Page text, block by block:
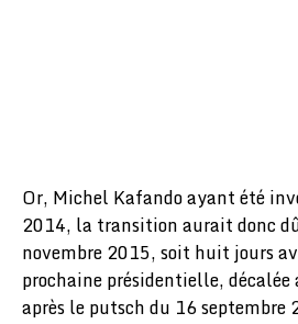
Or, Michel Kafando ayant été
2014, la transition aurait donc
novembre 2015, soit huit jours
prochaine présidentielle, décalée
après le putsch du 16 septembre